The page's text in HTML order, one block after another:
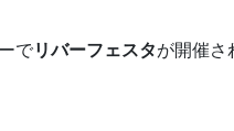
でリバーフェスタが開催さ